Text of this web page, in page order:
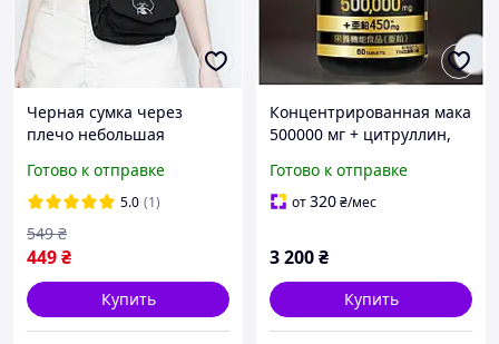
Черная сумка через
плечо небольшая
нашивкой сумка мишка
пьет бабл ти корейский
стиль
Готово к отправке
5.0 (1)
449₴
549 ₴
Купить
Концентрированная мака
500000 мг + цитруллин,
женьшень,
мякопанцирная
Готово к отправке
от320₴/мес
3 200₴
Купить